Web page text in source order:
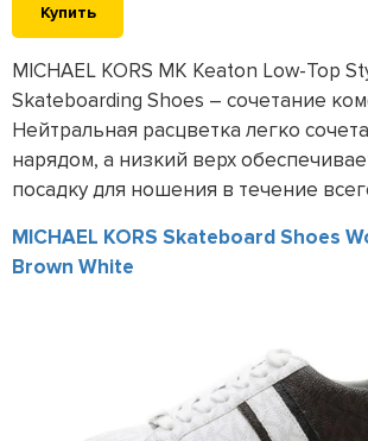
Купить
MICHAEL KORS MK Keaton Low-Top
Skateboarding Shoes – сочетание
Нейтральная расцветка легко
нарядом, а низкий верх
посадку для ношения в течение
MICHAEL KORS Skateboard Shoes
Brown White